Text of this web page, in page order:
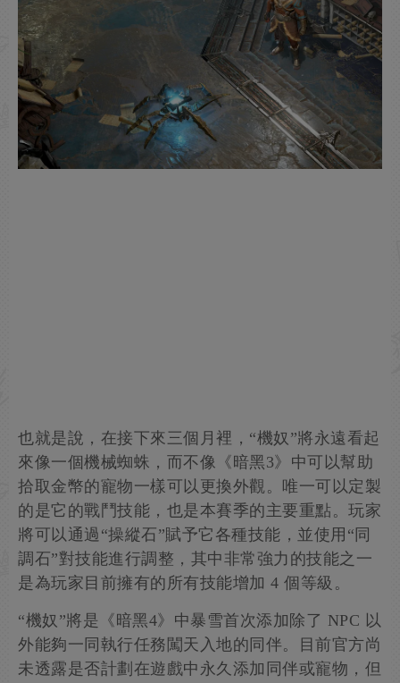
也就是說，在接下來三個月裡，“機奴”將永遠看起
來像一個機械蜘蛛，而不像《暗黑3》中可以幫助
拾取金幣的寵物一樣可以更換外觀。唯一可以定製
的是它的戰鬥技能，也是本賽季的主要重點。玩家
將可以通過“操縱石”賦予它各種技能，並使用“同
調石”對技能進行調整，其中非常強力的技能之一
是為玩家目前擁有的所有技能增加 4 個等級。
“機奴”將是《暗黑4》中暴雪首次添加除了 NPC 以
外能夠一同執行任務闖天入地的同伴。目前官方尚
未透露是否計劃在遊戲中永久添加同伴或寵物，但